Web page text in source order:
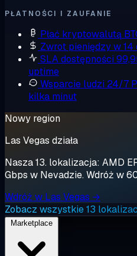
PŁATNOŚCI I ZAUFANIE
Płać kryptowalutą
Zwrot pieniędzy w 14
SLA dostępności
uptime
Wsparcie ludzi 24/7
kilka minut
Nowy region
Las Vegas działa
Nasza 13. lokalizacja: AMD
Gbps w Nevadzie. Wdróż w
Wdróż w Las Vegas →
Zobacz wszystkie 13